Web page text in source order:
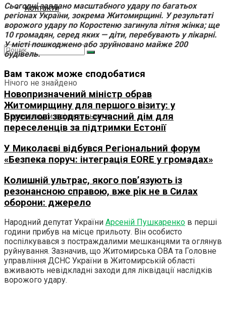
Контакти
Нічого не знайдено
Переглянути всі результати
Сьогодні завдано масштабного удару по багатьох
регіонах України, зокрема Житомирщині. У результаті
ворожого удару по Коростеню загинула літня жінка; ще
10 громадян, серед яких — діти, перебувають у лікарні.
У місті пошкоджено або зруйновано майже 200
будівель.
Вам також може сподобатися
Новопризначений міністр обрав
Житомирщину для першого візиту: у
Брусилові зводять сучасний дім для
переселенців за підтримки Естонії
У Миколаєві відбувся Регіональний форум
«Безпека поруч: інтеграція EORE у громадах»
Колишній ультрас, якого пов’язують із
резонансною справою, вже рік не в Силах
оборони: джерело
Народний депутат України Арсеній Пушкаренко в перші
години прибув на місце прильоту. Він особисто
поспілкувався з постраждалими мешканцями та оглянув
руйнування. Зазначив, що Житомирська ОВА та Головне
управління ДСНС України в Житомирській області
вживають невідкладні заходи для ліквідації наслідків
ворожого удару.